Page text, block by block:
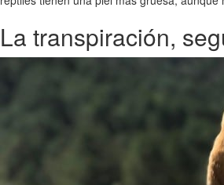
La transpiración,